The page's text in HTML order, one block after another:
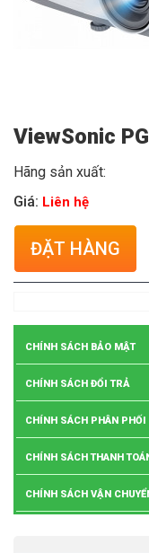
ViewSonic
Hãng sản xuất:
Giá: Liên hệ
ĐẶT HÀNG
CHÍNH SÁCH BẢO MẬT
CHÍNH SÁCH ĐỔI TRẢ
CHÍNH SÁCH PHÂN PHỐI
CHÍNH SÁCH THANH
CHÍNH SÁCH VẬN